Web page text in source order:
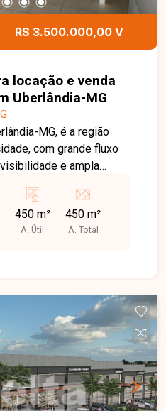
R$ 3.500.000,00 V
locação e venda
Uberlândia-MG
MG, é a região
com grande fluxo
e ampla
de área total, composta
industrial e escritório,
excelente
busca um espaço amplo
negócio. Entre em
450 m²
A. Útil
450 m²
A. Total